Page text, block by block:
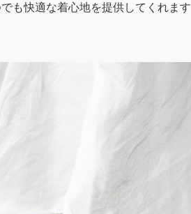
も快適な着心地を提供してくれます